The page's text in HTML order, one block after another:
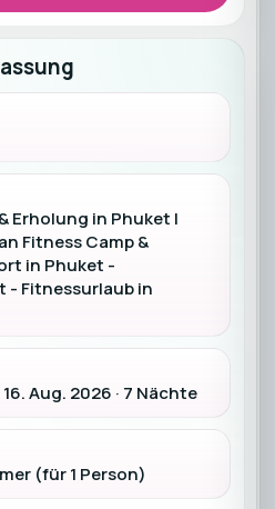
Erholung in Phuket |
Fitness Camp &
in Phuket -
- Fitnessurlaub in
Aug. 2026 · 7 Nächte
(für 1 Person)